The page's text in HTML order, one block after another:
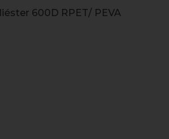
600D RPET/ PEVA